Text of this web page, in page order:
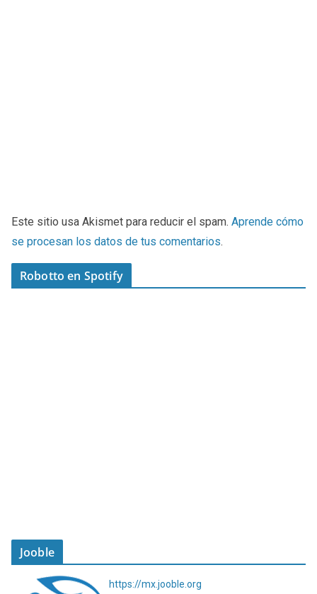
Este sitio usa Akismet para reducir el spam. Aprende cómo
se procesan los datos de tus comentarios.
Robotto en Spotify
Jooble
https://mx.jooble.org